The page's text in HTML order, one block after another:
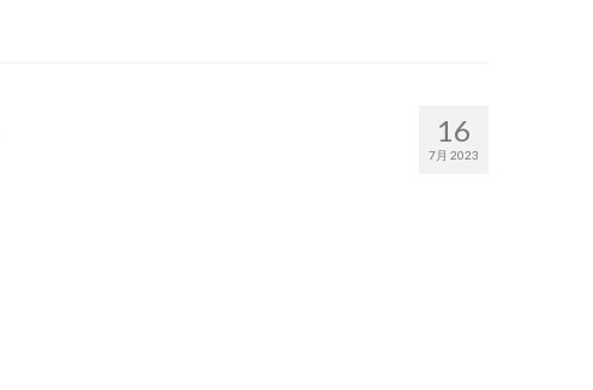
16
7月 2023